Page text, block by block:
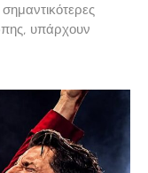
υπάρχουν